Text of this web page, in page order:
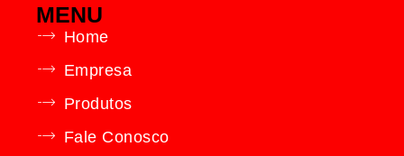
MENU
Home
Empresa
Produtos
Fale Conosco